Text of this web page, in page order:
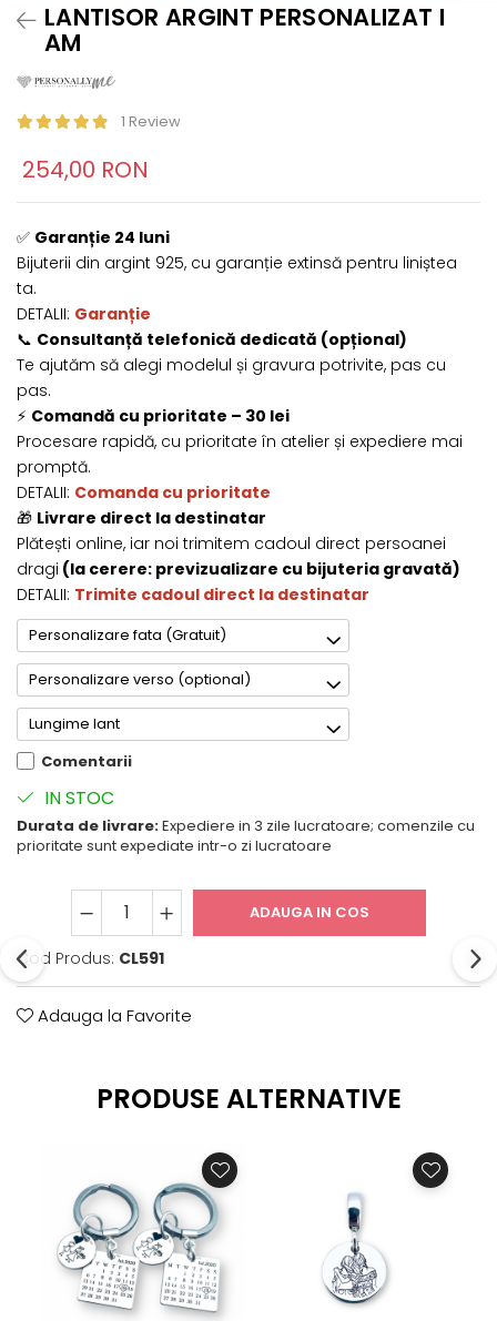
LANTISOR ARGINT PERSONALIZAT I
AM
1 Review
254,00 RON
✅ Garanție 24 luni
Bijuterii din argint 925, cu garanție extinsă pentru liniștea
ta.
DETALII: Garanție
📞 Consultanță telefonică dedicată (opțional)
Te ajutăm să alegi modelul și gravura potrivite, pas cu
pas.
⚡ Comandă cu prioritate – 30 lei
Procesare rapidă, cu prioritate în atelier și expediere mai
promptă.
DETALII: Comanda cu prioritate
🎁 Livrare direct la destinatar
Plătești online, iar noi trimitem cadoul direct persoanei
dragi (la cerere: previzualizare cu bijuteria gravată)
DETALII: Trimite cadoul direct la destinatar
Personalizare fata (Gratuit)
Personalizare verso (optional)
Lungime lant
Comentarii
IN STOC
Durata de livrare:Expediere in 3 zile lucratoare; comenzile cu
prioritate sunt expediate intr-o zi lucratoare
ADAUGA IN COS
Cod Produs: CL591
Adauga la Favorite
PRODUSE ALTERNATIVE